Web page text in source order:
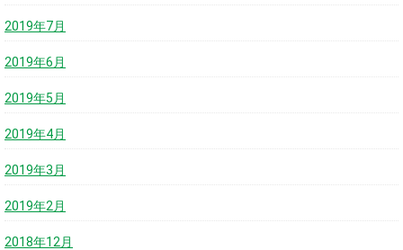
2019年7月
2019年6月
2019年5月
2019年4月
2019年3月
2019年2月
2018年12月